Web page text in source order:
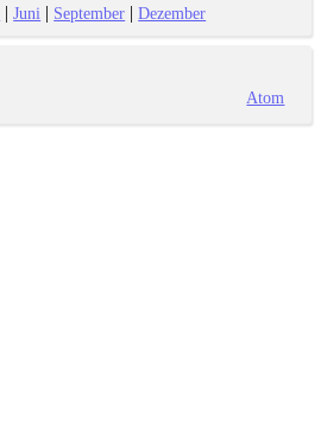
|Juni | September |Dezember
Atom